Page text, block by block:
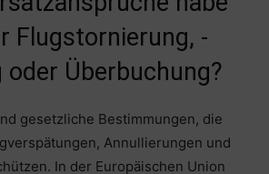
Flugstornierung, -
Überbuchung?
gesetzliche Bestimmungen, die
Annullierungen und
In der Europäischen Union